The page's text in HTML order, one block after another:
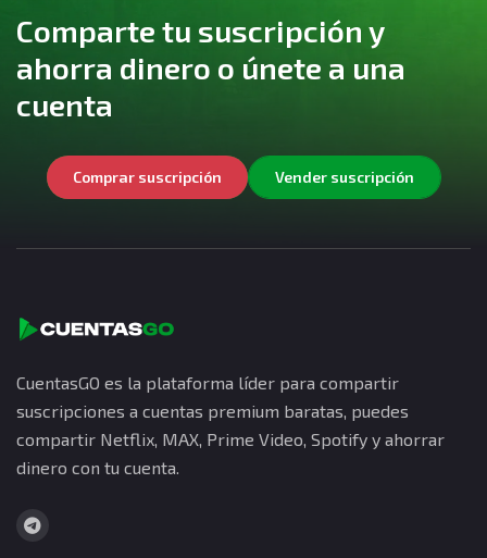
Comparte tu suscripción y
ahorra dinero o únete a una
cuenta
Comprar suscripción Vender suscripción
CuentasGO es la plataforma líder para compartir
suscripciones a cuentas premium baratas, puedes
compartir Netflix, MAX, Prime Video, Spotify y ahorrar
dinero con tu cuenta.